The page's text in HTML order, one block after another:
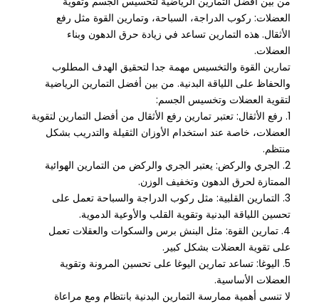
العضلات: ركوب الدراجة، السباحة، وتمارين القوة مثل رفع
الأثقال. هذه التمارين تساعد في زيادة حرق الدهون وبناء
العضلات.
تمارين القوة والتخسيس مهمة جدا لتحقيق الهدف المطلوب
والحفاظ على اللياقة البدنية. من بين أفضل التمارين الرياضية
لتقوية العضلات وتخسيس الجسم:
1. رفع الأثقال: تعتبر تمارين رفع الأثقال من أفضل التمارين لتقوية
العضلات، خاصة عند استخدام الأوزان الثقيلة والتدريب بشكل
منتظم.
2. الجري والركض: يعتبر الجري والركض من التمارين الهوائية
الممتازة لحرق الدهون وتخفيف الوزن.
3. التمارين القلبية: مثل ركوب الدراجة والسباحة تعمل على
تحسين اللياقة البدنية وتقوية القلب والأوعية الدموية.
4. تمارين القوة: مثل البنش برس والسكوات والعقلات تعمل
على تقوية العضلات بشكل كبير.
5. اليوغا: تساعد تمارين اليوغا على تحسين المرونة وتقوية
العضلات الأساسية.
لا تنسى أهمية ممارسة التمارين البدنية بانتظام ومع مراعاة